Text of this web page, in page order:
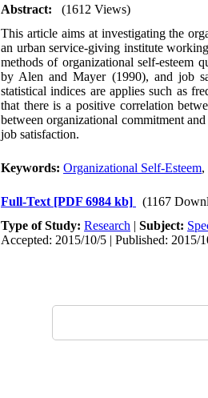
Abstract:
(1612 Views)
This article aims at investigating the
an urban service-giving institute
methods of organizational self-esteem
by Alen and Mayer (1990), and job
statistical indices are applies such as
that there is a positive correlation
between organizational commitment
job satisfaction.
Keywords: Organizational Self-Esteem,
Full-Text [PDF 6984 kb]
(1167
Type of Study: Research | Subject:
Accepted: 2015/10/5 | Published: 2015/